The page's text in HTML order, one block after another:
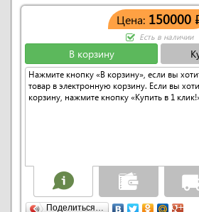
Цена: 150000
Есть в наличии
В корзину
Нажмите кнопку «В корзину», если вы
товар в электронную корзину. Если вы
корзину, нажмите кнопку «Купить в 1
Поделиться…